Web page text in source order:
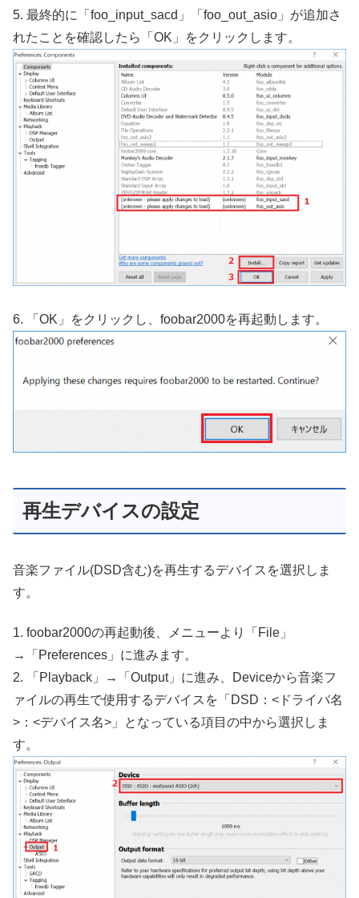
5. 最終的に「foo_input_sacd」「foo_out_asio」が追加さ
れたことを確認したら「OK」をクリックします。
6. 「OK」をクリックし、foobar2000を再起動します。
再生デバイスの設定
音楽ファイル(DSD含む)を再生するデバイスを選択しま
す。
1. foobar2000の再起動後、メニューより「File」
→「Preferences」に進みます。
2. 「Playback」→「Output」に進み、Deviceから音楽フ
ァイルの再生で使用するデバイスを「DSD：<ドライバ名
>：<デバイス名>」となっている項目の中から選択しま
す。